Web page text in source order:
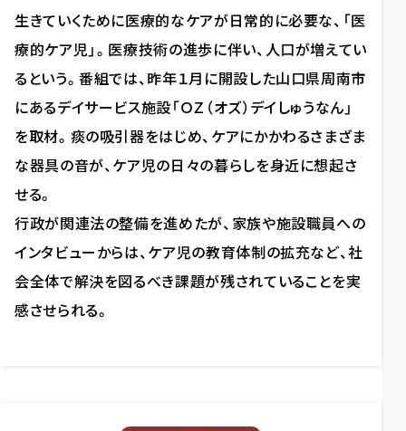
生きていくために医療的なケアが日常的に必要な、「医
療的ケア児」。医療技術の進歩に伴い、人口が増えてい
るという。番組では、昨年１月に開設した山口県周南市
にあるデイサービス施設「ＯＺ（オズ）デイしゅうなん」
を取材。痰の吸引器をはじめ、ケアにかかわるさまざま
な器具の音が、ケア児の日々の暮らしを身近に想起さ
せる。
行政が関連法の整備を進めたが、家族や施設職員への
インタビューからは、ケア児の教育体制の拡充など、社
会全体で解決を図るべき課題が残されていることを実
感させられる。